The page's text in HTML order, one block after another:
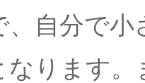
、自分で
なります